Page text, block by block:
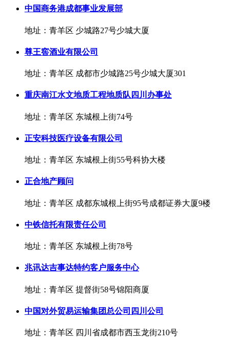
中国商务港成都事业发展部
地址：青羊区 少城路27号少城大厦
尊王窖酒业有限公司
地址：青羊区 成都市少城路25号少城大厦301
重庆南江水文地质工程地质队四川办事处
地址：青羊区 东城根上街74号
正安科技医疗设备有限公司
地址：青羊区 东城根上街55号科协大楼
正合地产顾问
地址：青羊区 成都东城根上街95号成都证券大厦9楼
中铁信托有限责任公司
地址：青羊区 东城根上街78号
兆讯达吉事达特约客户服务中心
地址：青羊区 提督街58号锦阳商厦
中国对外贸易运输集团总公司四川公司
地址：青羊区 四川省成都市西玉龙街210号